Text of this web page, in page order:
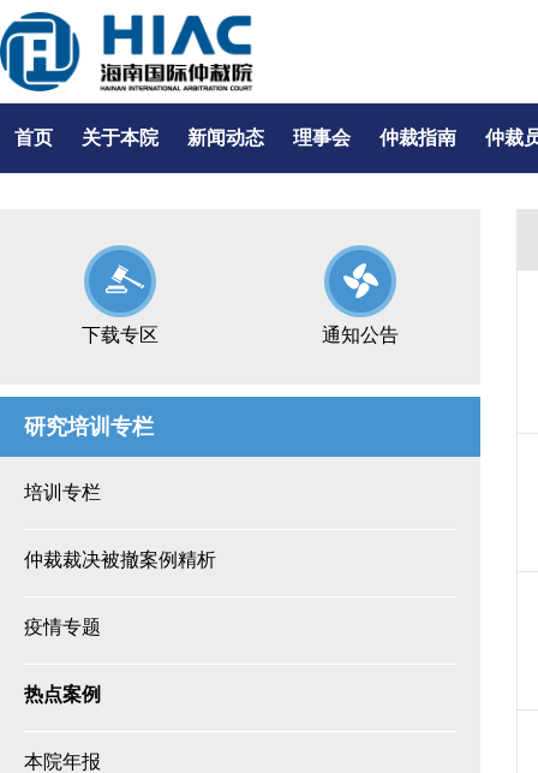
首页 关于本院 新闻动态 理事会 仲裁指南 仲裁
下载专区 通知公告
研究培训专栏
培训专栏
仲裁裁决被撤案例精析
疫情专题
热点案例
本院年报